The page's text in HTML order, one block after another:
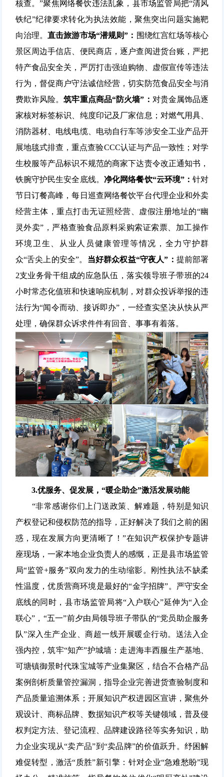
核查。”聚焦网络餐饮违法乱象，县市场监管局把“清风
铁纪”纪律要求转化为执法效能，聚焦突出问题实施靶
向治理。直击旅游市场“潜规则”： 围绕红宫红场等核心
景区周边手信店、便民商店，逐户查阅进货台账，严把
特产食品安全关，严厉打击强迫购物、虚假宣传等违法
行为，督促商户守法诚信经营，切实防范食品安全与消
费欺诈风险。筑牢重点商品“防火墙”： 对贵金属饰品逐
家核对标签标识、纯度印记及厂家信息；对燃气用具、
消防器材、电线电缆、电动自行车等涉安全工业产品开
展地毯式排查，重点查验CCC认证与产品一致性；对学
生校服等产品标识不规范的商家下达责令改正通知书，
铁腕守护民生安全底线。 净化网络餐饮“云环境”：针对
节日订餐高峰，每日巡查网络餐饮平台代理企业和外卖
经营主体，重点打击无证照经营、虚假注册地址的“幽
灵外卖”，严格查验食品原料采购索证索票、加工操作
环境卫生、从业人员健康管理等情况，全力守护群
众“舌尖上的安全”。 当好群众权益“守夜人”： 提前部署
2支业务骨干组成的应急队伍，落实领导班子带班的24
小时常态化值班和快速响应机制，对群众投诉举报的违
法行为“闻令而动、接诉即办”，一经查实坚决从快从严
处理，确保群众诉求件件有回音、事事有着落。
3.优服务、促发展， “暖企助企”激活发展动能
“非常感谢你们上门送政策、解难题，特别是知识
产权登记和侵权防范的指导，正好解决了我们之前的困
惑，现在发展方向更清晰了！”在知识产权保护专题讲
座现场，一家本地企业负责人的感慨，正是县市场监管
局“监管+服务”双向发力的生动缩影。刚性执法不缺柔
性温度，优质营商环境是最好的“金字招牌”。严守安全
底线的同时，县市场监管局将“入户联心”延伸为“入企
联心”，“五一”前夕由局领导班子带队的“党员助企服务
队”深入生产企业、商超一线开展暖企行动。 送法入企
强内控，筑牢“知产”护城墙： 走进海丰西服生产基地、
可塘镇御景时代珠宝城等产业集聚区，结合不合格产品
案例剖析质量管控漏洞，指导企业完善进货查验制度和
产品质量追溯体系；开展知识产权进园区宣讲，聚焦外
观设计、商标品牌、数据知识产权等关键领域，普及侵
权判定方法、登记流程、品牌建设路径等实务知识，助
力企业实现从“卖产品”到“卖品牌”的价值跃升。 纾困解
难促转型，激活“质胜”新引擎： 针对企业“急难愁盼”现